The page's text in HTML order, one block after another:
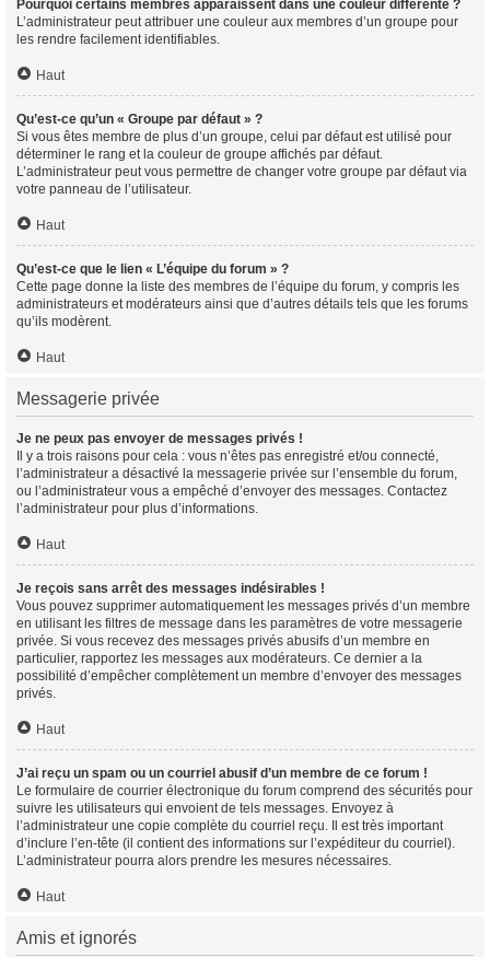
Pourquoi certains membres apparaissent dans une couleur différente ?
L’administrateur peut attribuer une couleur aux membres d’un groupe pour
les rendre facilement identifiables.
Haut
Qu’est-ce qu’un « Groupe par défaut » ?
Si vous êtes membre de plus d’un groupe, celui par défaut est utilisé pour
déterminer le rang et la couleur de groupe affichés par défaut.
L’administrateur peut vous permettre de changer votre groupe par défaut via
votre panneau de l’utilisateur.
Haut
Qu’est-ce que le lien « L’équipe du forum » ?
Cette page donne la liste des membres de l’équipe du forum, y compris les
administrateurs et modérateurs ainsi que d’autres détails tels que les forums
qu’ils modèrent.
Haut
Messagerie privée
Je ne peux pas envoyer de messages privés !
Il y a trois raisons pour cela : vous n’êtes pas enregistré et/ou connecté,
l’administrateur a désactivé la messagerie privée sur l’ensemble du forum,
ou l’administrateur vous a empêché d’envoyer des messages. Contactez
l’administrateur pour plus d’informations.
Haut
Je reçois sans arrêt des messages indésirables !
Vous pouvez supprimer automatiquement les messages privés d’un membre
en utilisant les filtres de message dans les paramètres de votre messagerie
privée. Si vous recevez des messages privés abusifs d’un membre en
particulier, rapportez les messages aux modérateurs. Ce dernier a la
possibilité d’empêcher complètement un membre d’envoyer des messages
privés.
Haut
J’ai reçu un spam ou un courriel abusif d’un membre de ce forum !
Le formulaire de courrier électronique du forum comprend des sécurités pour
suivre les utilisateurs qui envoient de tels messages. Envoyez à
l’administrateur une copie complète du courriel reçu. Il est très important
d’inclure l’en-tête (il contient des informations sur l’expéditeur du courriel).
L’administrateur pourra alors prendre les mesures nécessaires.
Haut
Amis et ignorés